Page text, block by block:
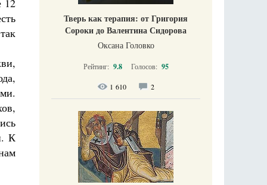
12
К
Тверь как терапия: от Григория
Сороки до Валентина Сидорова
Оксана Головко
Рейтинг: 9.8 Голосов: 95
1 610 2